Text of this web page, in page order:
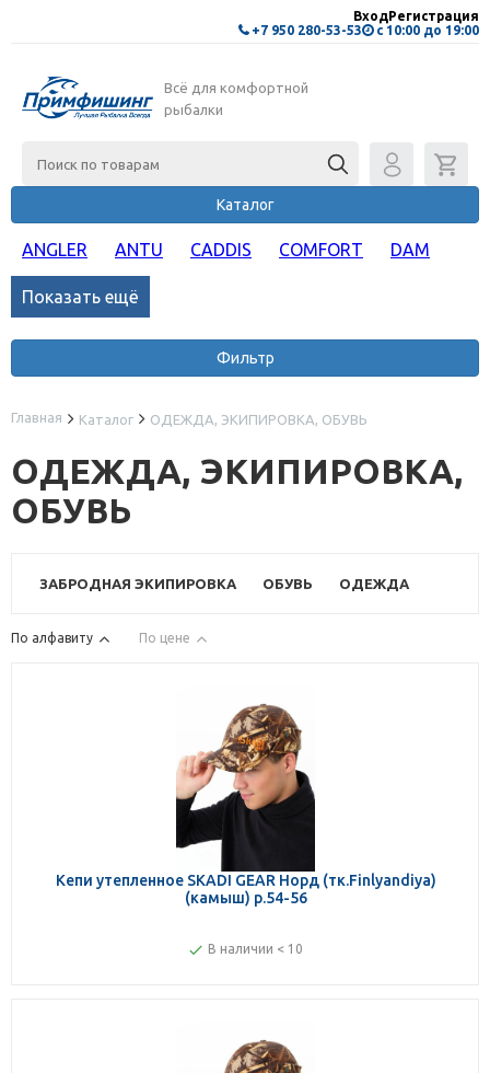
+7 950 280-53-53 с 10:00 до 19:00
ВходРегистрация
Всё для комфортной
рыбалки
Каталог
ANGLER ANTU CADDIS COMFORT DAM
Показать ещё
Фильтр
Главная Каталог ОДЕЖДА, ЭКИПИРОВКА, ОБУВЬ
ОДЕЖДА, ЭКИПИРОВКА,
ОБУВЬ
ЗАБРОДНАЯ ЭКИПИРОВКА ОБУВЬ ОДЕЖДА
По алфавиту По цене
Кепи утепленное SKADI GEAR Норд (тк.Finlyandiya)
(камыш) р.54-56
В наличии < 10